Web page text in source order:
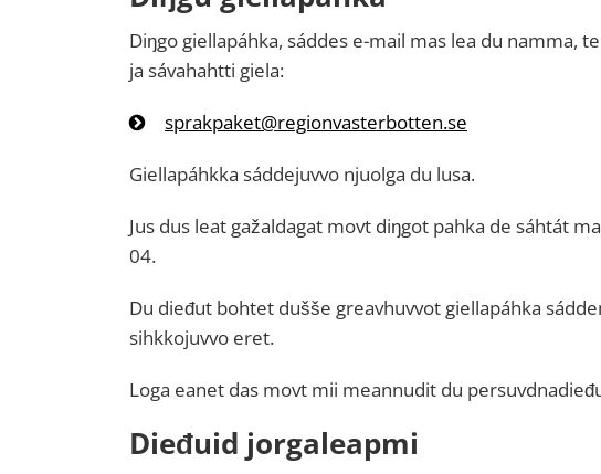
Diŋgo giellapáhka, sáddes e-mail mas lea du namma,
ja sávahahtti giela:
sprakpaket@regionvasterbotten.se
Giellapáhkka sáddejuvvo njuolga du lusa.
Jus dus leat gažaldagat movt diŋgot pahka de sáhtát
04.
Du dieđut bohtet dušše greavhuvvot giellapáhka
sihkkojuvvo eret.
Loga eanet das movt mii meannudit du
Dieđuid jorgaleapmi